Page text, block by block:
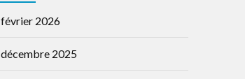
février 2026
décembre 2025